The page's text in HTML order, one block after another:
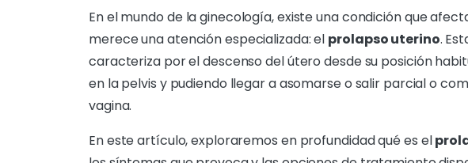
En el mundo de la ginecología, existe una condición que
merece una atención especializada: el prolapso uterino.
caracteriza por el descenso del útero desde su posición
en la pelvis y pudiendo llegar a asomarse o salir parcial o
vagina.
En este artículo, exploraremos en profundidad qué es el